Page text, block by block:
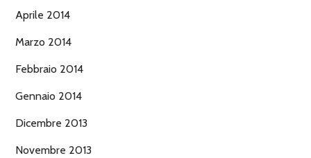
Aprile 2014
Marzo 2014
Febbraio 2014
Gennaio 2014
Dicembre 2013
Novembre 2013